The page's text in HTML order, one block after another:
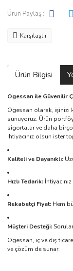
Ürün Paylaş :
Karşılaştır
Ürün Bilgisi
Ogessan ile Güvenilir
Ogessan olarak, işinizi
sunuyoruz. Ürün
sigortalar ve daha
ihtiyacınız olsun ister
Kaliteli ve Dayanıklı:
Hızlı Tedarik:
Rekabetçi Fiyat: Hem
Müşteri Desteği:
Ogessan, iç ve dış
ve çözüm de sunar.